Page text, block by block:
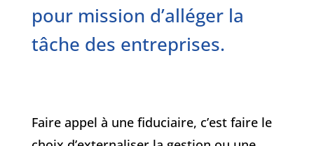
pour mission d’alléger la
tâche des entreprises.
Faire appel à une fiduciaire, c’est faire le